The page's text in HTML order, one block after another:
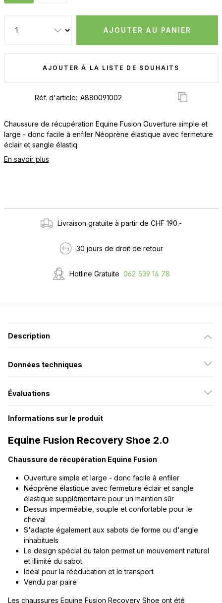
AJOUTER AU PANIER
AJOUTER À LA LISTE DE SOUHAITS
Réf. d'article:
Chaussure de récupération Equine Fusion Ouverture simple et
large - donc facile à enfiler Néoprène élastique avec fermeture
éclair et sangle élastiq
En savoir plus
Livraison gratuite à partir de CHF 190.-
30 jours de droit de retour
Hotline Gratuite 062 539 14 78
Description
Données techniques
Évaluations
Informations sur le produit
Equine Fusion Recovery Shoe 2.0
Chaussure de récupération Equine Fusion
Ouverture simple et large - donc facile à enfiler
Néoprène élastique avec fermeture éclair et sangle
élastique supplémentaire pour un maintien sûr
Dessus imperméable, souple et confortable pour le
cheval
S'adapte également aux sabots de forme ou d'angle
inhabituels
Le design spécial du talon permet un mouvement naturel
et illimité du sabot
Idéal pour la rééducation et le transport
Vendu par paire
Les chaussures Equine Fusion Recovery Shoe ont été